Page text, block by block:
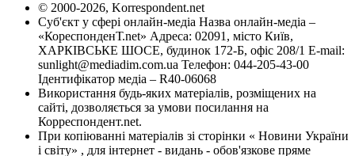
© 2000-2026, Korrespondent.net
Суб'єкт у сфері онлайн-медіа Назва онлайн-медіа –
«КореспонденТ.net» Адреса: 02091, місто Київ,
ХАРКІВСЬКЕ ШОСЕ, будинок 172-Б, офіс 208/1 E-mail:
sunlight@mediadim.com.ua Телефон: 044-205-43-00
Ідентифікатор медіа – R40-06068
Використання будь-яких матеріалів, розміщених на
сайті, дозволяється за умови посилання на
Корреспондент.net.
При копіюванні матеріалів зі сторінки « Новини України
і світу» , для інтернет - видань - обов'язкове пряме